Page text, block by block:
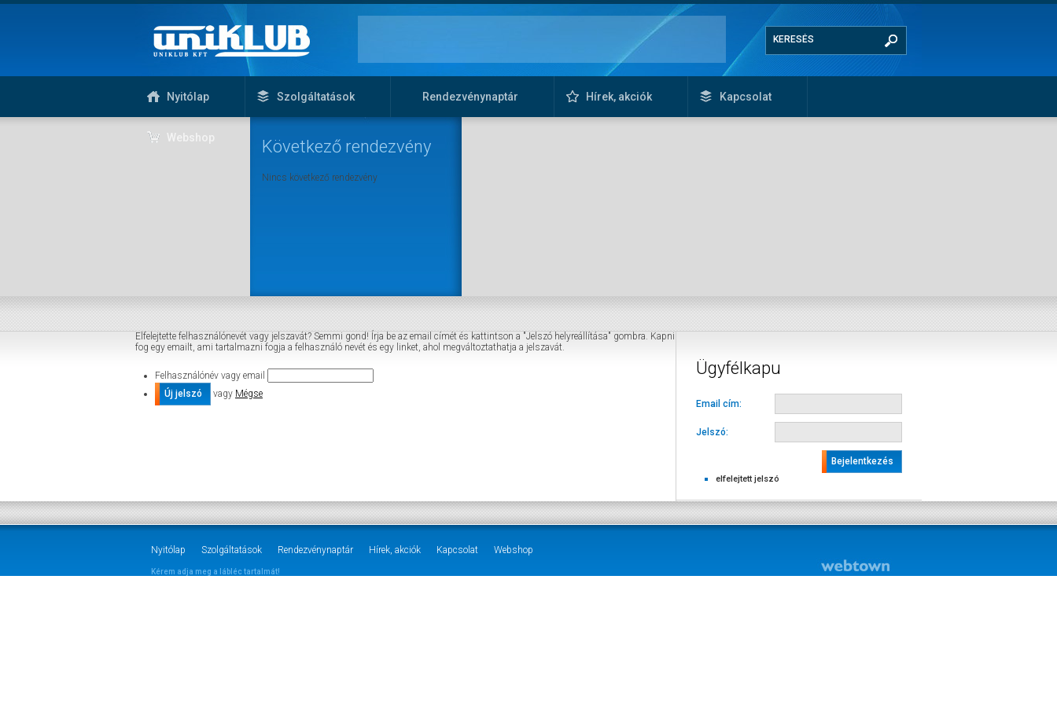
Nyitólap Szolgáltatások Rendezvénynaptár Hírek, akciók Kapcsolat
Webshop Következő rendezvény
Nincs következő rendezvény
Elfelejtette felhasználónevét vagy jelszavát? Semmi gond! Írja be az email címét és kattintson a "Jelszó helyreállítása" gombra. Kapni
fog egy emailt, ami tartalmazni fogja a felhasználó nevét és egy linket, ahol megváltoztathatja a jelszavát.
Felhasználónév vagy email
vagy Mégse
Ügyfélkapu
Email cím:
Jelszó:
elfelejtett jelszó
Nyitólap Szolgáltatások Rendezvénynaptár Hírek, akciók Kapcsolat Webshop
Kérem adja meg a lábléc tartalmát!